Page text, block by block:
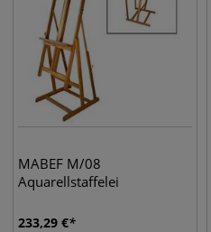
MABEF M/08
Aquarellstaffelei
233,29 €